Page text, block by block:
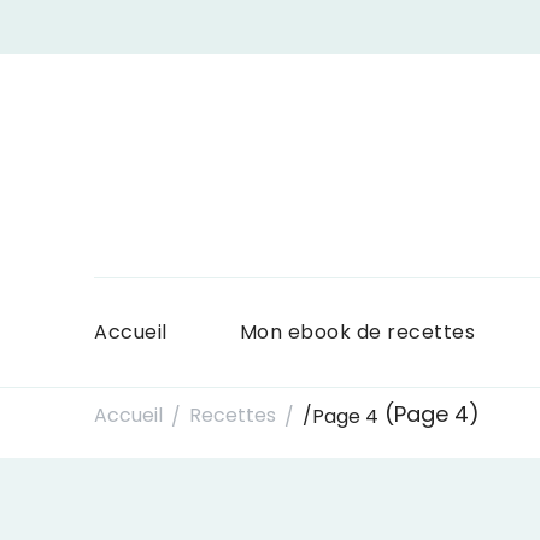
Accueil Mon ebook de recettes
Accueil / Recettes / /Page 4 (Page 4)